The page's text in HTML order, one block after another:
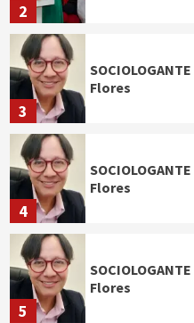
2
3
Flores
4
Flores
5
Flores